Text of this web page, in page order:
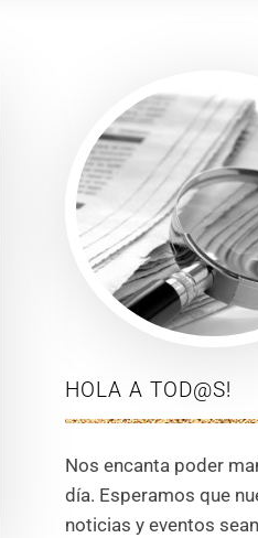
HOLA A TOD@S!
Nos encanta poder
día. Esperamos que
noticias y eventos